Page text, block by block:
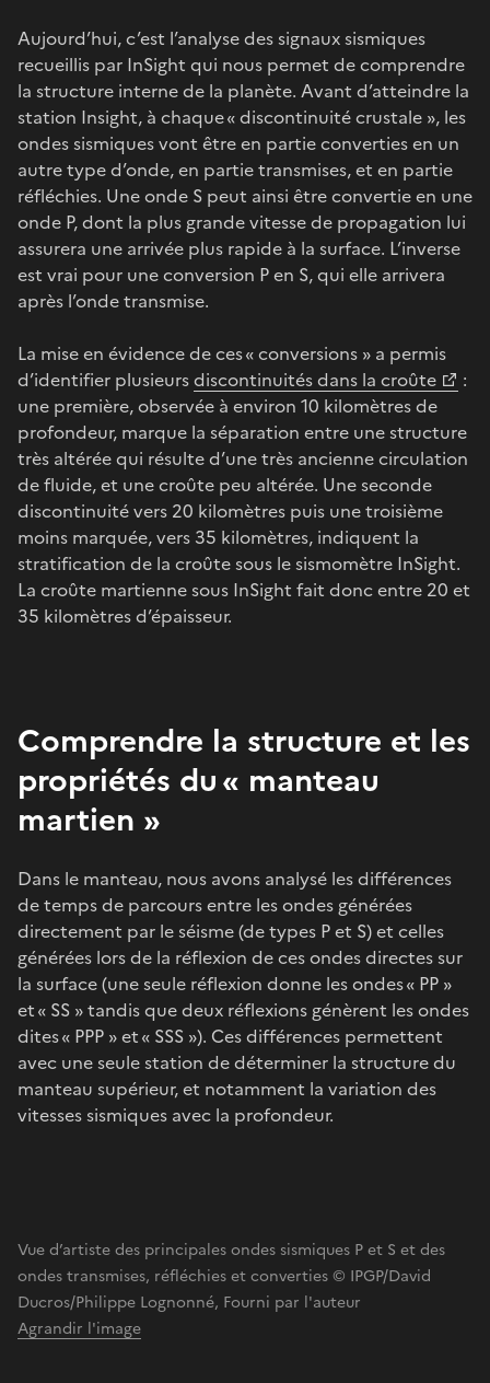
Aujourd’hui, c’est l’analyse des signaux sismiques
recueillis par InSight qui nous permet de comprendre
la structure interne de la planète. Avant d’atteindre la
station Insight, à chaque « discontinuité crustale », les
ondes sismiques vont être en partie converties en un
autre type d’onde, en partie transmises, et en partie
réfléchies. Une onde S peut ainsi être convertie en une
onde P, dont la plus grande vitesse de propagation lui
assurera une arrivée plus rapide à la surface. L’inverse
est vrai pour une conversion P en S, qui elle arrivera
après l’onde transmise.
La mise en évidence de ces « conversions » a permis
d’identifier plusieursdiscontinuités dans la croûte
:
une première, observée à environ 10 kilomètres de
profondeur, marque la séparation entre une structure
très altérée qui résulte d’une très ancienne circulation
de fluide, et une croûte peu altérée. Une seconde
discontinuité vers 20 kilomètres puis une troisième
moins marquée, vers 35 kilomètres, indiquent la
stratification de la croûte sous le sismomètre InSight.
La croûte martienne sous InSight fait donc entre 20 et
35 kilomètres d’épaisseur.
Comprendre la structure et les
propriétés du « manteau
martien »
Dans le manteau, nous avons analysé les différences
de temps de parcours entre les ondes générées
directement par le séisme (de types P et S) et celles
générées lors de la réflexion de ces ondes directes sur
la surface (une seule réflexion donne les ondes « PP »
et « SS » tandis que deux réflexions génèrent les ondes
dites « PPP » et « SSS »). Ces différences permettent
avec une seule station de déterminer la structure du
manteau supérieur, et notamment la variation des
vitesses sismiques avec la profondeur.
Vue d’artiste des principales ondes sismiques P et S et des
ondes transmises, réfléchies et converties © IPGP/David
Ducros/Philippe Lognonné, Fourni par l'auteur
Agrandir l'image